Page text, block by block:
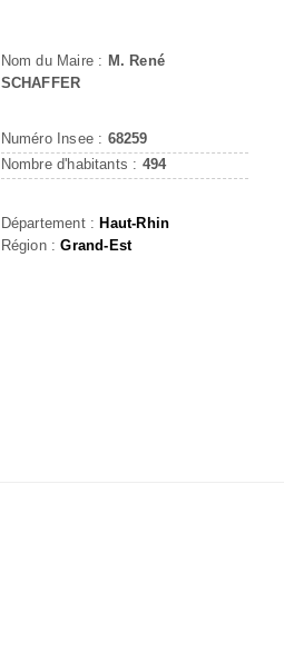
Nom du Maire : M. René
SCHAFFER
Numéro Insee : 68259
Nombre d'habitants : 494
Département : Haut-Rhin
Région :Grand-Est